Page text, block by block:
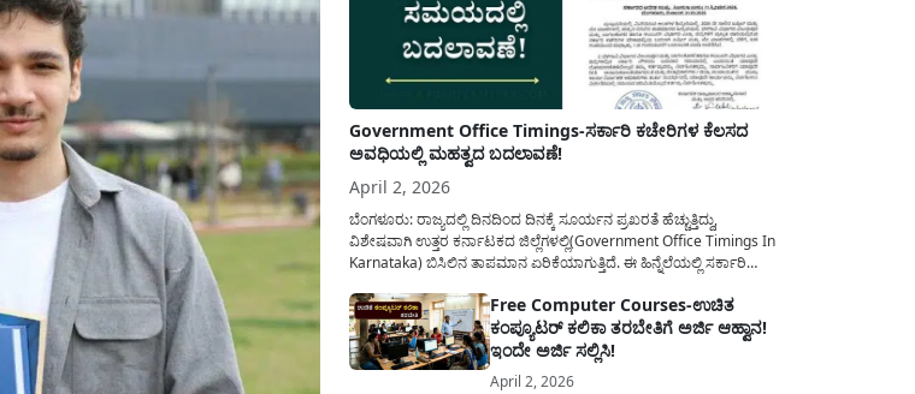
Government Office Timings-ಸರ್ಕಾರಿ ಕಚೇರಿಗಳ ಕೆಲಸದ
ಅವಧಿಯಲ್ಲಿ ಮಹತ್ವದ ಬದಲಾವಣೆ!
April 2, 2026
ಬೆಂಗಳೂರು: ರಾಜ್ಯದಲ್ಲಿ ದಿನದಿಂದ ದಿನಕ್ಕೆ ಸೂರ್ಯನ ಪ್ರಖರತೆ ಹೆಚ್ಚುತ್ತಿದ್ದು,
ವಿಶೇಷವಾಗಿ ಉತ್ತರ ಕರ್ನಾಟಕದ ಜಿಲ್ಲೆಗಳಲ್ಲಿ(Government Office Timings In
Karnataka) ಬಿಸಿಲಿನ ತಾಪಮಾನ ಏರಿಕೆಯಾಗುತ್ತಿದೆ. ಈ ಹಿನ್ನೆಲೆಯಲ್ಲಿ ಸರ್ಕಾರಿ
ಸರ್ಕಾರವು ಮಹತ್ವದ ನಿರ್ಧಾರವೊಂದನ್ನು ಕೈಗೊಂಡಿದೆ. ಕಿತ್ತೂರು ಕರ್ನಾಟಕ ಮತ್ತು
ಕಲ್ಯಾಣ ಕರ್ನಾಟಕದ ಒಟ್ಟು 9 ಜಿಲ್ಲೆಗಳಲ್ಲಿ ಏಪ್ರಿಲ್...
Free Computer Courses-ಉಚಿತ
ಕಂಪ್ಯೂಟರ್ ಕಲಿಕಾ ತರಬೇತಿಗೆ ಅರ್ಜಿ ಆಹ್ವಾನ!
ಇಂದೇ ಅರ್ಜಿ ಸಲ್ಲಿಸಿ!
April 2, 2026